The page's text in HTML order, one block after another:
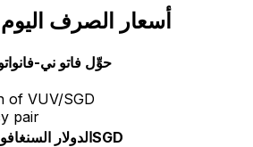
VUV إلى SGD أسعار الصرف اليوم
حوِّل فاتو ني-
of VUV/SGD
pair
الدولارSGD